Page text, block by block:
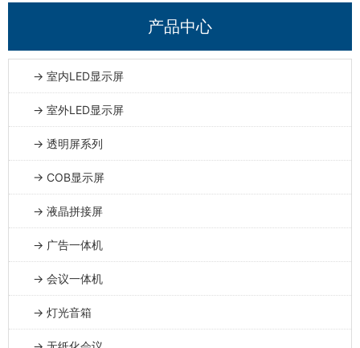
产品中心
→ 室内LED显示屏
→ 室外LED显示屏
→ 透明屏系列
→ COB显示屏
→ 液晶拼接屏
→ 广告一体机
→ 会议一体机
→ 灯光音箱